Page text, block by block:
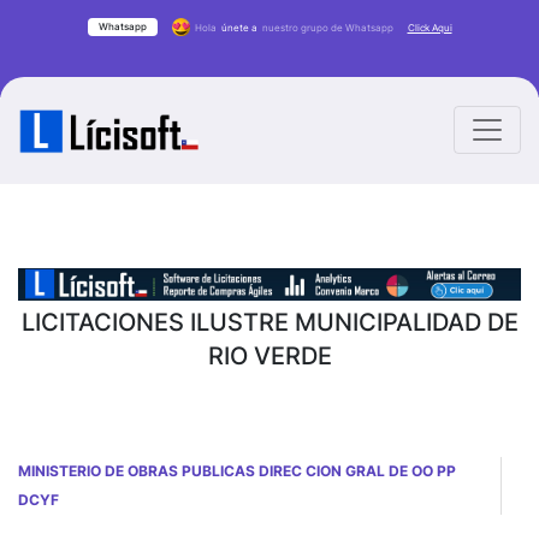
Whatsapp Hola únete a nuestro grupo de Whatsapp Click Aqui
LICITACIONES ILUSTRE MUNICIPALIDAD DE
RIO VERDE
MINISTERIO DE OBRAS PUBLICAS DIREC CION GRAL DE OO PP
DCYF